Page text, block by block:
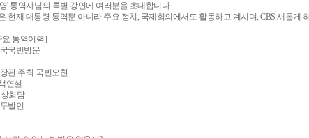
' 통역사님의 특별 강연에 여러분을 초대합니다.
현재 대통령 통역뿐 아니라 주요 정치, 국제회의에서도 활동하고 계시며, CBS 새롭게
요 통역이력]
국빈방문
관 주최 국빈오찬
연설
회담
발언